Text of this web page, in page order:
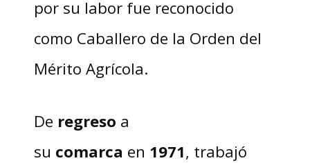
por su labor fue reconocido
como Caballero de la Orden del
Mérito Agrícola.
De regreso a
su comarca en 1971, trabajó